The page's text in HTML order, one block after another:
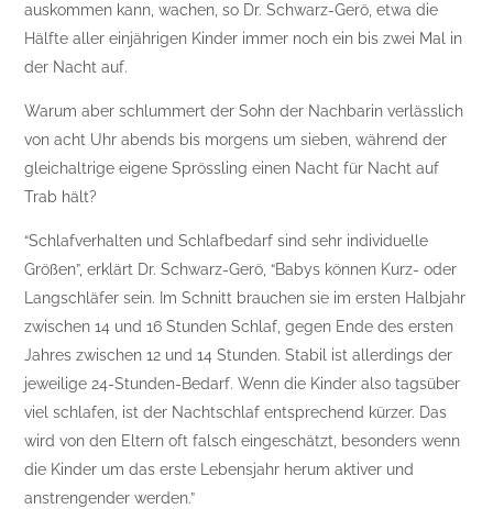
auskommen kann, wachen, so Dr. Schwarz-Gerö, etwa die
Hälfte aller einjährigen Kinder immer noch ein bis zwei Mal in
der Nacht auf.
Warum aber schlummert der Sohn der Nachbarin verlässlich
von acht Uhr abends bis morgens um sieben, während der
gleichaltrige eigene Sprössling einen Nacht für Nacht auf
Trab hält?
“Schlafverhalten und Schlafbedarf sind sehr individuelle
Größen”, erklärt Dr. Schwarz-Gerö, “Babys können Kurz- oder
Langschläfer sein. Im Schnitt brauchen sie im ersten Halbjahr
zwischen 14 und 16 Stunden Schlaf, gegen Ende des ersten
Jahres zwischen 12 und 14 Stunden. Stabil ist allerdings der
jeweilige 24-Stunden-Bedarf. Wenn die Kinder also tagsüber
viel schlafen, ist der Nachtschlaf entsprechend kürzer. Das
wird von den Eltern oft falsch eingeschätzt, besonders wenn
die Kinder um das erste Lebensjahr herum aktiver und
anstrengender werden.”